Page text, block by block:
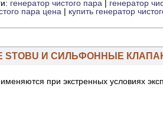
генератор чистого пара | генератор
пара цена | купить генератор
И СИЛЬФОННЫЕ
при экстренных условиях